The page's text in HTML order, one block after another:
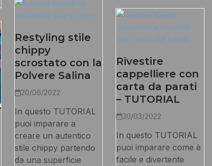
Restyling stile
chippy
scrostato con la
Polvere Salina
20/06/2022
In questo TUTORIAL
puoi imparare a
creare un autentico
stile chippy partendo
da una superficie
Rivestire
cappelliere con
carta da parati
– TUTORIAL
30/03/2022
In questo TUTORIAL
puoi imparare come è
facile e divertente